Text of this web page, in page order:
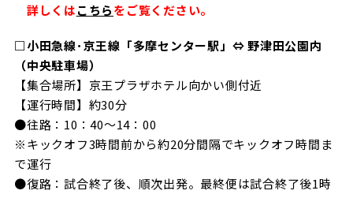
詳しくはこちらをご覧ください。
□小田急線･京王線「多摩センター駅」⇔ 野津田公園内
（中央駐車場）
【集合場所】京王プラザホテル向かい側付近
【運行時間】約30分
●往路：10：40～14：00
※キックオフ3時間前から約20分間隔でキックオフ時間ま
で運行
●復路：試合終了後、順次出発。最終便は試合終了後1時